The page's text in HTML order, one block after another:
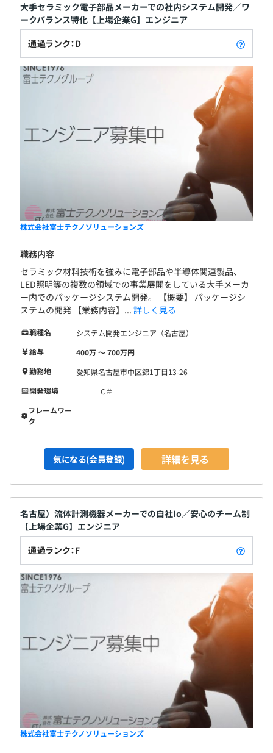
大手セラミック電子部品メーカーでの社内システム開発／ワ
ークバランス特化【上場企業G】エンジニア
通過ランク：D
株式会社富士テクノソリューションズ
職務内容
セラミック材料技術を強みに電子部品や半導体関連製品、
LED照明等の複数の領域での事業展開をしている大手メーカ
ー内でのパッケージシステム開発。 【概要】 パッケージシ
ステムの開発 【業務内容】... 詳しく見る
職種名
システム開発エンジニア（名古屋）
給与
400万 〜 700万円
勤務地
愛知県名古屋市中区錦1丁目13-26
開発環境
C＃
フレームワー
ク
気になる(会員登録) 詳細を見る
名古屋）流体計測機器メーカーでの自社Io／安心のチーム制
【上場企業G】エンジニア
通過ランク：F
株式会社富士テクノソリューションズ